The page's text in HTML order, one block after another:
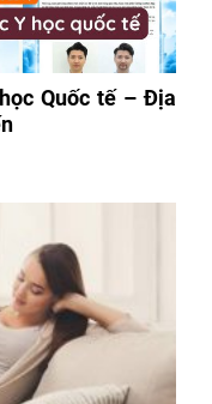
Quốc tế – Địa